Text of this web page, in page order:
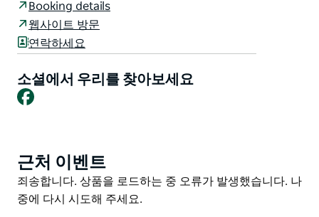
한 객실 옵션을 제공합니다.
고급 이그제큐티브룸 편안한 저예산룸 넓은 독립형 아파
트 중에서 선택하실 수 있으며 가족 장기 투숙 출장 등 모
든 목적에 적합합니다. 활력을 되찾는 목욕 생산적인 업무
방문 평화로운 휴식 등 어떤 목적이든 더 피닉스는 완벽한
Booking details
웹사이트 방문
연락하세요
소셜에서 우리를 찾아보세요
Facebook
Product
List
근처 이벤트
Product
List
죄송합니다. 상품을 로드하는 중 오류가 발생했습니다. 나
중에 다시 시도해 주세요.